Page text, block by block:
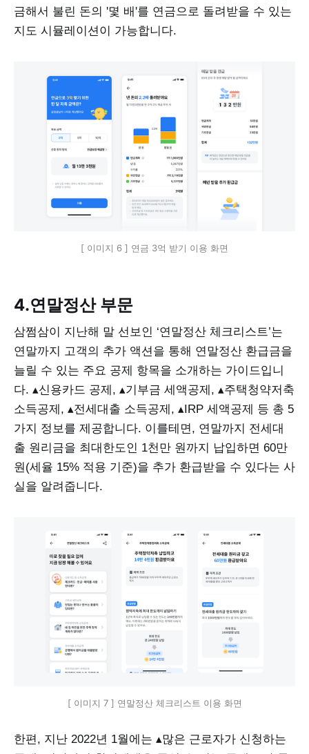
금해서 불린 돈의 '몇 배'를 연금으로 돌려받을 수 있는
지도 시뮬레이션이 가능합니다.
[ 이미지 6 ] 연금 3억 받기 이용 화면
4.연말정산 부문
삼쩜삼이 지난해 말 선보인 ‘연말정산 체크리스트’는
연말까지 고객의 추가 액션을 통해 연말정산 환급금을
늘릴 수 있는 주요 공제 항목을 소개하는 가이드입니
다. ▴신용카드 공제, ▴기부금 세액공제, ▴주택청약저축
소득공제, ▴전세대출 소득공제, ▴IRP 세액공제 등 총 5
가지 정보를 제공합니다. 이를테면, 연말까지 전세대
출 원리금을 최대한도인 1천만 원까지 납입하면 60만
원(세율 15% 적용 기준)을 추가 환급받을 수 있다는 사
실을 알려줍니다.
[ 이미지 7 ] 연말정산 체크리스트 이용 화면
한편, 지난 2022년 1월에는 ▴많은 근로자가 신청하는